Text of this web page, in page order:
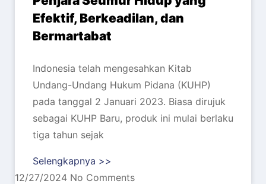
Efektif, Berkeadilan, dan
Bermartabat
Indonesia telah mengesahkan Kitab
Undang-Undang Hukum Pidana (KUHP)
pada tanggal 2 Januari 2023. Biasa dirujuk
sebagai KUHP Baru, produk ini mulai berlaku
tiga tahun sejak
Selengkapnya >>
12/27/2024 No Comments